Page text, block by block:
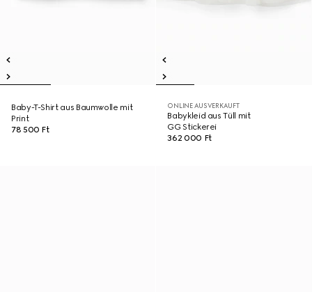
Baby-T-Shirt aus Baumwolle mit
Print
78 500 Ft
ONLINE AUSVERKAUFT
Babykleid aus Tüll mit
GG Stickerei
362 000 Ft